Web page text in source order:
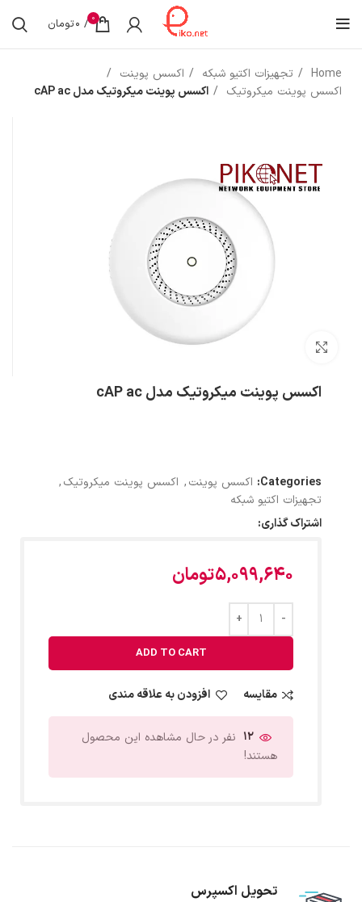
0
/
0تومان
Home تجهیزات اکتیو شبکه
اکسس پوینت
اکسس پوینت میکروتیک
اکسس پوینت میکروتیک مدل cAP ac
اکسس پوینت میکروتیک مدل cAP ac
Categories: اکسس پوینت, اکسس پوینت میکروتیک,
تجهیزات اکتیو شبکه
اشتراک گذاری:
5,099,640تومان
ADD TO CART
مقایسه افزودن به علاقه مندی
12 نفر در حال مشاهده این محصول
هستند!
تحویل اکسپرس